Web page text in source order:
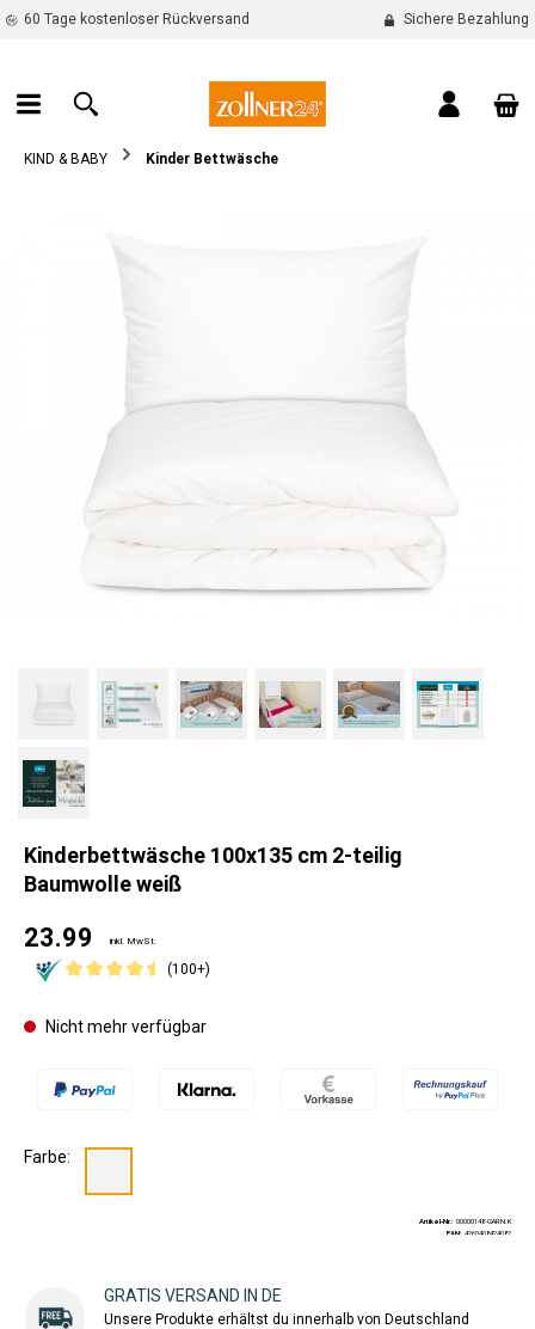
springen
60 Tage kostenloser Rückversand Sichere Bezahlung
KIND & BABY Kinder Bettwäsche
Kinderbettwäsche 100x135 cm 2-teilig
Baumwolle weiß
23.99 inkl. MwSt.
(100+)
Nicht mehr verfügbar
Farbe:
Artikel-Nr.: 00000148-GARN.K
EAN: 4260408424082
GRATIS VERSAND IN DE
Unsere Produkte erhältst du innerhalb von Deutschland